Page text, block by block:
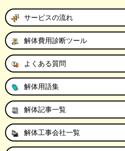
サービスの流れ
解体費用診断ツール
よくある質問
解体用語集
解体記事一覧
解体工事会社一覧